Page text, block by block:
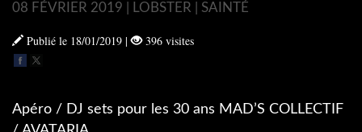
08 FÉVRIER 2019 | LOBSTER | SAINTÉ
Publié le 18/01/2019 | 396 visites
Apéro / DJ sets pour les 30 ans MAD’S COLLECTIF